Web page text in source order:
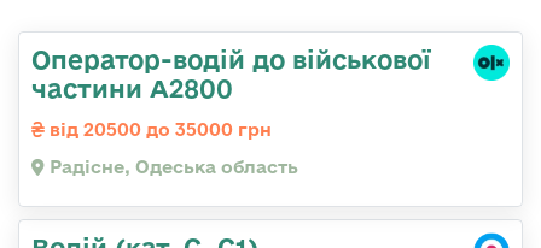
Оператор-водій до військової
частини А2800
від 20500 до 35000 грн
Радісне, Одеська область